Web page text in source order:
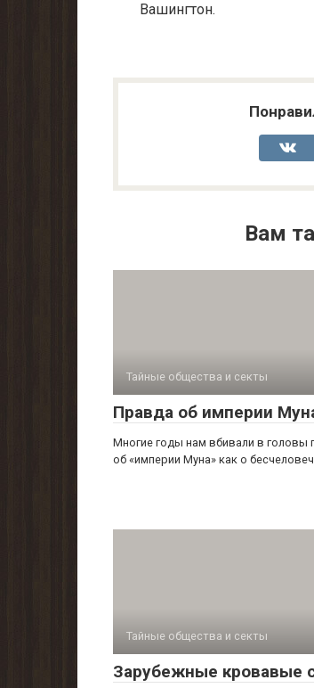
Вашингтон.
Вам
Тайные общества и секты
Правда об империи
Многие годы нам вбивали в головы
об «империи Муна» как о
Тайные общества и секты
Зарубежные кровавые